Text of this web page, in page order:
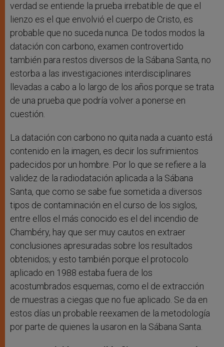
verdad se entiende la prueba irrebatible de que el
lienzo es el que envolvió el cuerpo de Cristo, es
probable que no suceda nunca. De todos modos la
datación con carbono, examen controvertido
también para restos diversos de la Sábana Santa, no
estorba a las investigaciones interdisciplinares
llevadas a cabo a lo largo de los años porque se trata
de una prueba que podría volver a ponerse en
cuestión.
La datación con carbono no quita nada a cuanto está
contenido en la imagen, es decir los sufrimientos
padecidos por un hombre. Por lo que se refiere a la
validez de la radiodatación aplicada a la Sábana
Santa, que como se sabe fue sometida a diversos
tipos de contaminación en el curso de los siglos,
entre ellos el más conocido es el del incendio de
Chambéry, hay que ser muy cautos en extraer
conclusiones apresuradas sobre los resultados
obtenidos; y esto también porque el protocolo
aplicado en 1988 estaba fuera de los
acostumbrados esquemas, como el de extracción
de muestras a ciegas que no fue aplicado. Se da en
estos días un probable reexamen de la metodología
por parte de quienes la usaron en la Sábana Santa.